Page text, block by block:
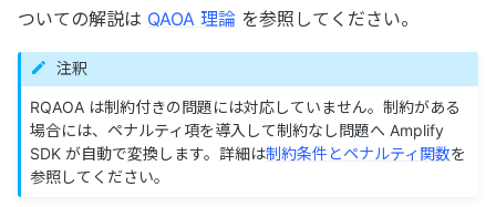
ついての解説は QAOA 理論 を参照してください。
注釈
RQAOA は制約付きの問題には対応していません。制約がある
場合には、ペナルティ項を導入して制約なし問題へ Amplify
SDK が自動で変換します。詳細は制約条件とペナルティ関数を
参照してください。